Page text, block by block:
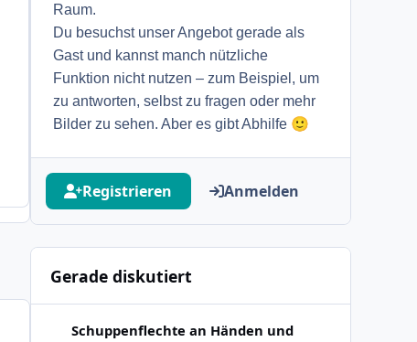
Raum.
Du besuchst unser Angebot gerade als
Gast und kannst manch nützliche
Funktion nicht nutzen – zum Beispiel, um
zu antworten, selbst zu fragen oder mehr
Bilder zu sehen. Aber es gibt Abhilfe 🙂
Registrieren Anmelden
Gerade diskutiert
Schuppenflechte an Händen und